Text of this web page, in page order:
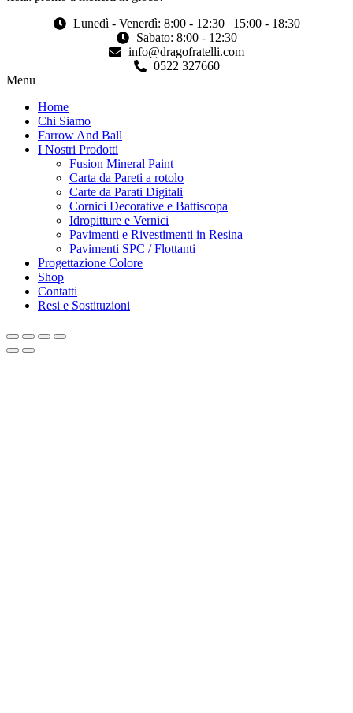
Lunedì - Venerdì: 8:00 - 12:30 | 15:00 - 18:30
Sabato: 8:00 - 12:30
info@dragofratelli.com
0522 327660
Menu
Home
Chi Siamo
Farrow And Ball
I Nostri Prodotti
Fusion Mineral Paint
Carta da Pareti a rotolo
Carte da Parati Digitali
Cornici Decorative e Battiscopa
Idropitture e Vernici
Pavimenti e Rivestimenti in Resina
Pavimenti SPC / Flottanti
Progettazione Colore
Shop
Contatti
Resi e Sostituzioni